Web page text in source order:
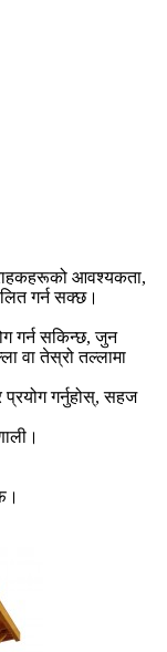
आवश्यकता,
गर्न सक्छ।
गर्न सकिन्छ, जुन
वा तेस्रो तल्लामा
गर्नुहोस्, सहज